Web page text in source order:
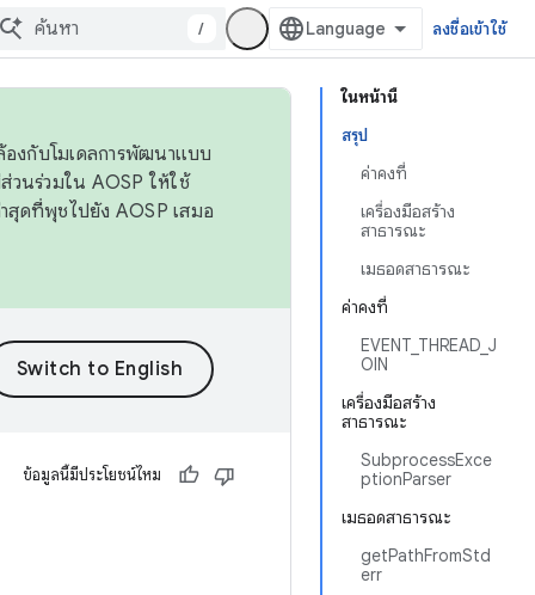
/ ลงชื่อเข้าใช้
ในหน้านี้
สรุป
ค่าคงที่
เครื่องมือสร้าง
สาธารณะ
เมธอดสาธารณะ
ค่าคงที่
EVENT_THREAD_J
OIN
เครื่องมือสร้าง
สาธารณะ
SubprocessExce
ptionParser
เมธอดสาธารณะ
getPathFromStd
err
องกับโมเดลการพัฒนาแบบ
วนร่วมใน AOSP ให้ใช้
สุดที่พุชไปยัง AOSP เสมอ
ข้อมูลนี้มีประโยชน์ไหม